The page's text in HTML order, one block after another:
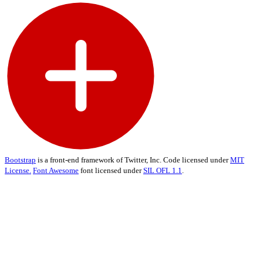
Bootstrap is a front-end framework of Twitter, Inc. Code licensed underMIT
License. Font Awesome font licensed underSIL OFL 1.1.